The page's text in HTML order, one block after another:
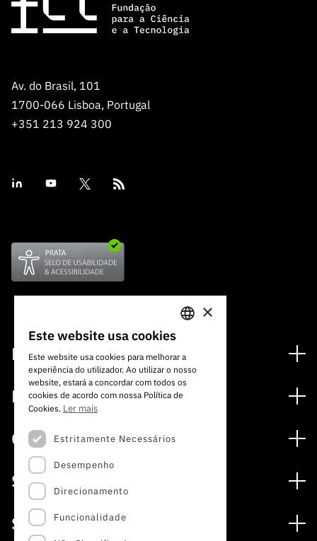
Av. do Brasil, 101
1700-066 Lisboa, Portugal
+351 213 924 300
Financiamento
Programas de Financiamento
Internacional
Prémios
Media
Notas de Imprensa
Subscrever Newsletter
Subscrever Direct Mail de Concursos
Agenda
Concursos
Concursos Abertos
Concursos Previstos
Concursos Fechados
Calendarização FCT 2026
Serviços
Serviços digitais: Tecnologia para o Conhecimento
Arquivo, Documentação e Informação
Sobre
PORTUGUESE
ENGLISH
×
Este website usa cookies
Este website usa cookies para melhorar a
experiência do utilizador. Ao utilizar o nosso
website, estará a concordar com todos os
cookies de acordo com nossa Política de
Cookies. Ler mais
Estritamente Necessários
Desempenho
Direcionamento
Funcionalidade